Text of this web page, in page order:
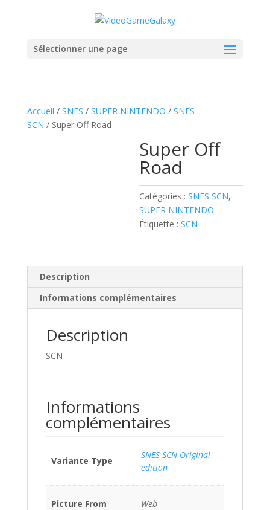
Sélectionner une page
Accueil / SNES / SUPER NINTENDO / SNES
SCN / Super Off Road
Super Off
Road
Catégories :SNES SCN,
SUPER NINTENDO
Étiquette :SCN
Description
Informations complémentaires
Description
SCN
Informations
complémentaires
Variante Type
SNES SCN Original
edition
Picture From Web